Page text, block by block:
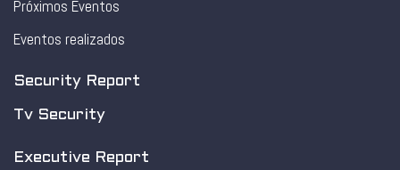
Próximos Eventos
Eventos realizados
Security Report
Tv Security
Executive Report